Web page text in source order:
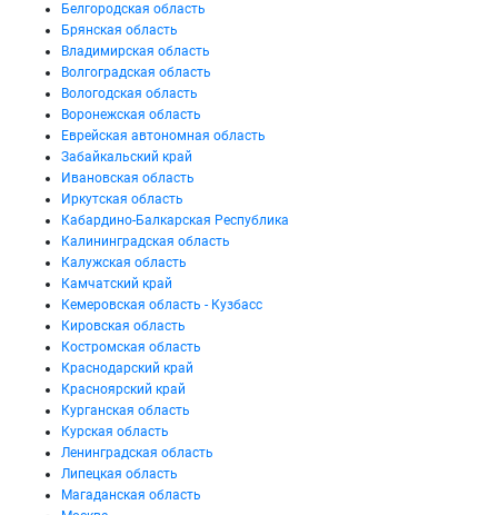
Белгородская область
Брянская область
Владимирская область
Волгоградская область
Вологодская область
Воронежская область
Еврейская автономная область
Забайкальский край
Ивановская область
Иркутская область
Кабардино-Балкарская Республика
Калининградская область
Калужская область
Камчатский край
Кемеровская область - Кузбасс
Кировская область
Костромская область
Краснодарский край
Красноярский край
Курганская область
Курская область
Ленинградская область
Липецкая область
Магаданская область